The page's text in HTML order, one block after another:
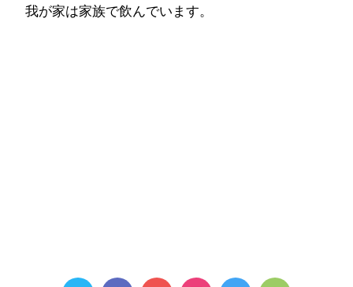
我が家は家族で飲んでいます。